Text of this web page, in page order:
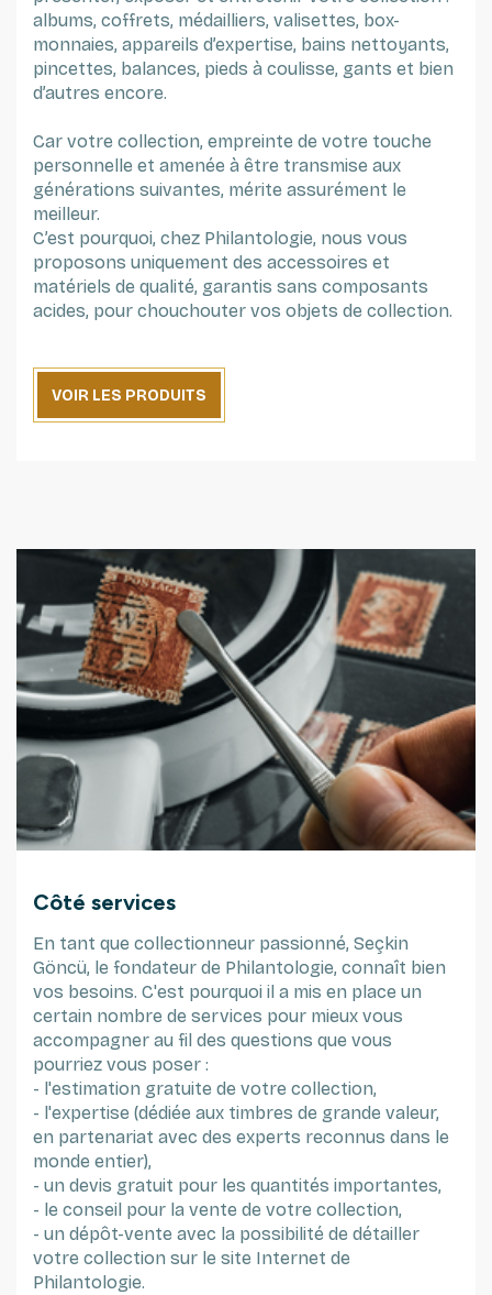
albums, coffrets, médailliers, valisettes, box-
monnaies, appareils d’expertise, bains nettoyants,
pincettes, balances, pieds à coulisse, gants et bien
d’autres encore.
Car votre collection, empreinte de votre touche
personnelle et amenée à être transmise aux
générations suivantes, mérite assurément le
meilleur.
C’est pourquoi, chez Philantologie, nous vous
proposons uniquement des accessoires et
matériels de qualité, garantis sans composants
acides, pour chouchouter vos objets de collection.
VOIR LES PRODUITS
Côté services
En tant que collectionneur passionné, Seçkin
Göncü, le fondateur de Philantologie, connaît bien
vos besoins. C'est pourquoi il a mis en place un
certain nombre de services pour mieux vous
accompagner au fil des questions que vous
pourriez vous poser :
- l'estimation gratuite de votre collection,
- l'expertise (dédiée aux timbres de grande valeur,
en partenariat avec des experts reconnus dans le
monde entier),
- un devis gratuit pour les quantités importantes,
- le conseil pour la vente de votre collection,
- un dépôt-vente avec la possibilité de détailler
votre collection sur le site Internet de
Philantologie.